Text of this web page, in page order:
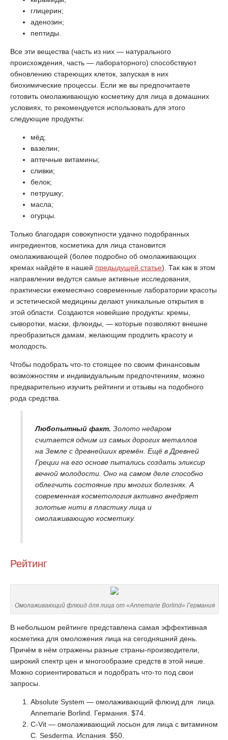
глицерин;
аденозин;
пептиды.
Все эти вещества (часть из них — натурального
происхождения, часть — лабораторного) способствуют
обновлению стареющих клеток, запуская в них
биохимические процессы. Если же вы предпочитаете
готовить омолаживающую косметику для лица в домашних
условиях, то рекомендуется использовать для этого
следующие продукты:
мёд;
вазелин;
аптечные витамины;
сливки;
белок;
петрушку;
масла;
огурцы.
Только благодаря совокупности удачно подобранных
ингредиентов, косметика для лица становится
омолаживающей (более подробно об омолаживающих
кремах найдёте в нашей предыдущей статье). Так как в этом
направлении ведутся самые активные исследования,
практически ежемесячно современные лаборатории красоты
и эстетической медицины делают уникальные открытия в
этой области. Создаются новейшие продукты: кремы,
сыворотки, маски, флюиды, — которые позволяют внешне
преобразиться дамам, желающим продлить красоту и
молодость.
Чтобы подобрать что-то стоящее по своим финансовым
возможностям и индивидуальным предпочтениям, можно
предварительно изучить рейтинги и отзывы на подобного
рода средства.
Любопытный факт. Золото недаром
считается одним из самых дорогих металлов
на Земле с древнейших времён. Ещё в Древней
Греции на его основе пытались создать эликсир
вечной молодости. Оно на самом деле способно
облегчить состояние при многих болезнях. А
современная косметология активно внедряет
золотые нити в пластику лица и
омолаживающую косметику.
Рейтинг
Омолаживающий флюид для лица от «Annemarie Borlind» Германия
В небольшом рейтинге представлена самая эффективная
косметика для омоложения лица на сегодняшний день.
Причём в нём отражены разные страны-производители,
широкий спектр цен и многообразие средств в этой нише.
Можно сориентироваться и подобрать что-то под свои
запросы.
Absolute System — омолаживающий флюид для лица.
Annemarie Borlind. Германия. $74.
C-Vit — омолаживающий лосьон для лица с витамином
С. Sesderma. Испания. $50.